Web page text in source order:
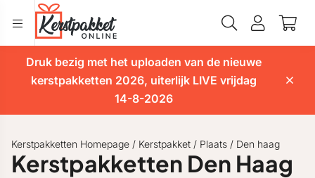
Druk bezig met het uploaden van de nieuwe
kerstpakketten 2026, uiterlijk LIVE vrijdag
14-8-2026
Kerstpakketten Homepage / Kerstpakket / Plaats / Den haag
Kerstpakketten Den Haag